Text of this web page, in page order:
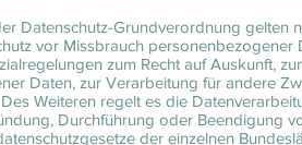
Datenschutz-Grundverordnung gelten
vor Missbrauch personenbezogener
zum Recht auf Auskunft,
Daten, zur Verarbeitung für andere
Weiteren regelt es die
Durchführung oder Beendigung
der einzelnen